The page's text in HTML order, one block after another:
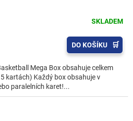
SKLADEM
DO KOŠÍKU
Mega Box obsahuje celkem
kartách) Každý box obsahuje v
paralelních karet!...